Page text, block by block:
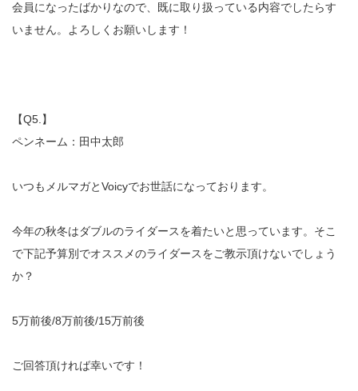
会員になったばかりなので、既に取り扱っている内容でしたらす
いません。よろしくお願いします！
【Q5.】
ペンネーム：田中太郎
いつもメルマガとVoicyでお世話になっております。
今年の秋冬はダブルのライダースを着たいと思っています。そこ
で下記予算別でオススメのライダースをご教示頂けないでしょう
か？
5万前後/8万前後/15万前後
ご回答頂ければ幸いです！